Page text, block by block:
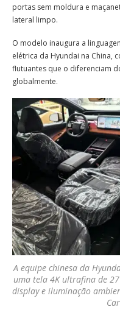
portas sem moldura e
lateral limpo.
O modelo inaugura a
elétrica da Hyundai na China,
flutuantes que o diferenciam
globalmente.
A equipe chinesa da
uma tela 4K ultrafina de
display e iluminação